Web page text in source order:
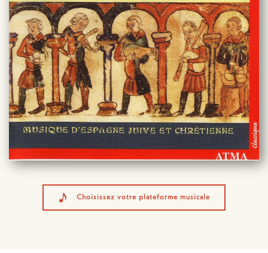
Choisissez votre plateforme musicale